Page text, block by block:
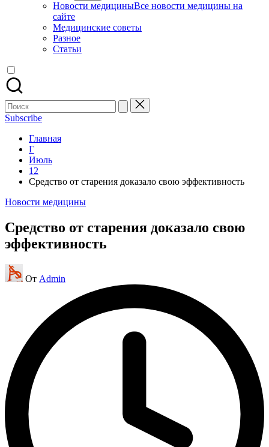
Новости медициныВсе новости медицины на
сайте
Медицинские советы
Разное
Статьи
Поиск
для:
Subscribe
Главная
Г
Июль
12
Средство от старения доказало свою эффективность
Опубликовано
Новости медицины
Средство от старения доказало свою
эффективность
Запись
от
От Admin